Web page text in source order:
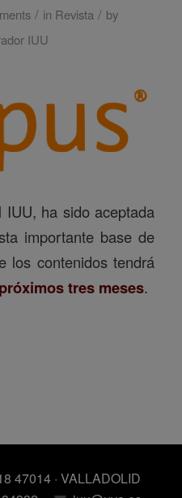
/ in Revista / by
IUU
ha sido aceptada
importante base de
los contenidos tendrá
tres meses.
47014 · VALLADOLID